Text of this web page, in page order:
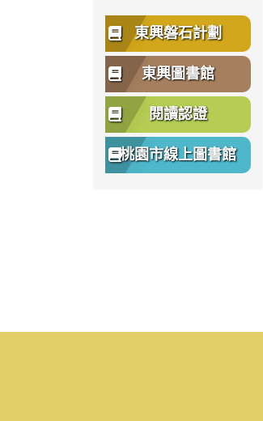
東興磐石計劃
東興圖書館
閱讀認證
桃園市線上圖書館